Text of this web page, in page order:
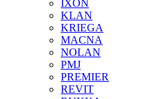
IXON
KLAN
KRIEGA
MACNA
NOLAN
PMJ
PREMIER
REVIT